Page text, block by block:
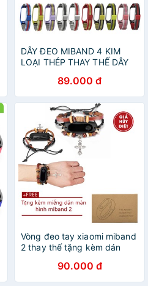
DÂY ĐEO MIBAND 4 KIM
LOẠI THÉP THAY THẾ DÂY
MIBAND 4 389.000 đ
Vòng đeo tay xiaomi miband
2 thay thế tặng kèm dán
90.000 đ